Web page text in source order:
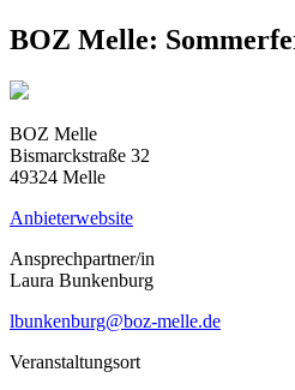
BOZ Melle:
BOZ Melle
Bismarckstraße 32
49324 Melle
Anbieterwebsite
Ansprechpartner/in
Laura Bunkenburg
lbunkenburg@boz-melle.de
Veranstaltungsort